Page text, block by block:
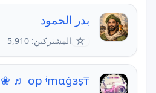
بدر الحمود
☆ المشتركين: 5,910
₸σp ᶤmαġзṣ ♬ ❀